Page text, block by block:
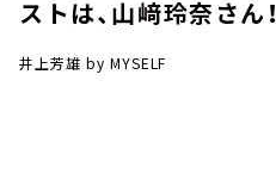
ストは、山﨑玲奈さん！
井上芳雄 by MYSELF